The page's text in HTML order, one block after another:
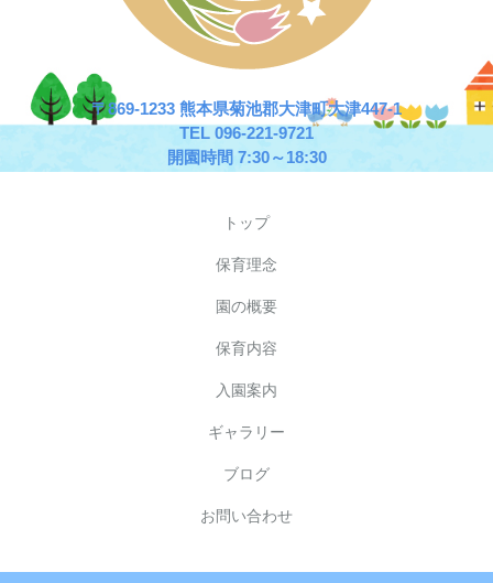
〒869-1233 熊本県菊池郡大津町大津447-1
TEL 096-221-9721
開園時間 7:30～18:30
トップ
保育理念
園の概要
保育内容
入園案内
ギャラリー
ブログ
お問い合わせ